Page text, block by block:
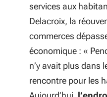
services aux
Delacroix, la
commerces
économique : «
n’y avait plus dans
rencontre pour les